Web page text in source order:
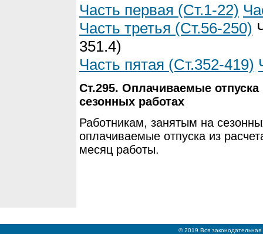
Часть первая (Ст.1-22)
Часть третья (Ст.56-250)
351.4)
Часть пятая (Ст.352-419)
Ст.295. Оплачиваемые
сезонных работах
Работникам, занятым на
оплачиваемые отпуска из
месяц работы.
© 2019 Вся